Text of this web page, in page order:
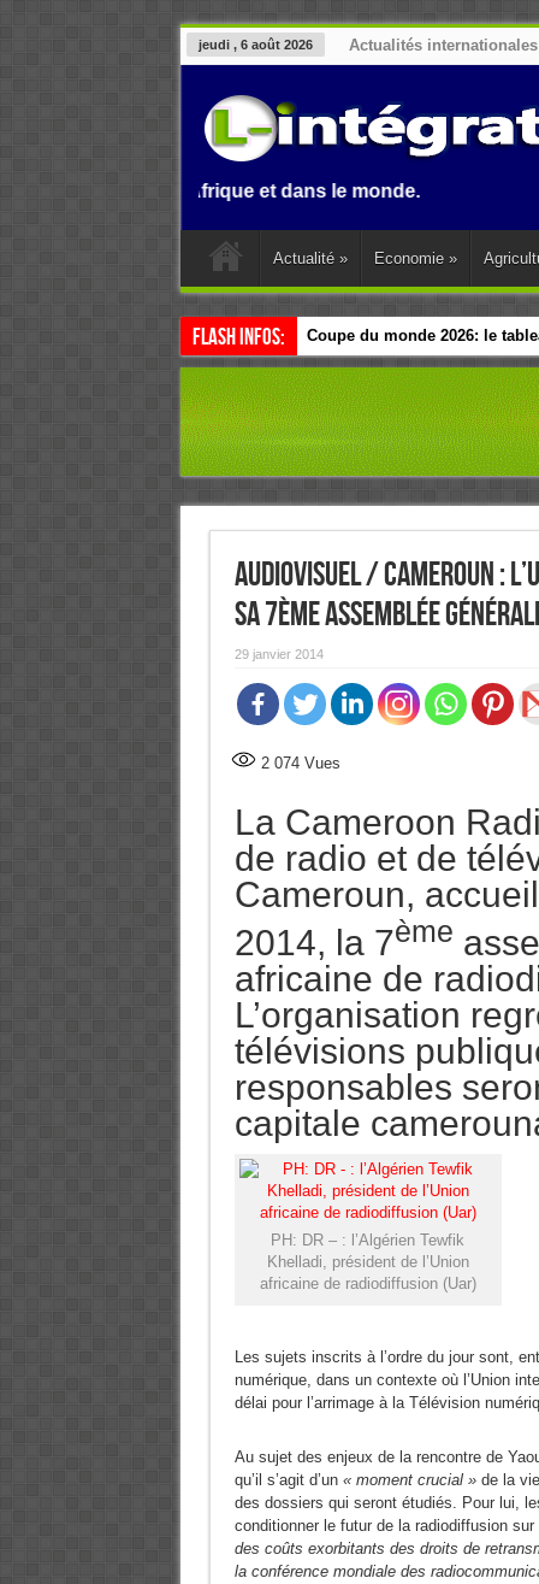
jeudi , 6 août 2026 Actualités internationales
en Afrique et dans le monde.
Actualité » Economie »
Flash Infos: Coupe du monde 2026: le
Esclavage: à Accra, l’Afrique
Audiovisuel / Cameroun :
sa 7ème assemblée
29 janvier 2014
2 074Vues
La Cameroon
de radio et de
Cameroun,
2014, la 7ème
africaine de
L’organisation
télévisions
responsables
capitale
PH: DR – : l’Algérien Tewfik
Khelladi, président de l’Union
africaine de radiodiffusion (Uar)
Les sujets inscrits à l’ordre du jour sont,
numérique, dans un contexte où l’Union
délai pour l’arrimage à la Télévision
Au sujet des enjeux de la rencontre de
qu’il s’agit d’un « moment crucial »de la vie
des dossiers qui seront étudiés. Pour lui,
conditionner le futur de la radiodiffusion
des coûts exorbitants des droits de
la conférence mondiale des